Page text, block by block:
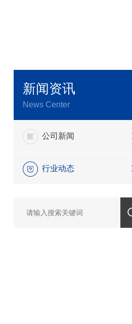
新闻资讯
News Center
公司新闻
行业动态